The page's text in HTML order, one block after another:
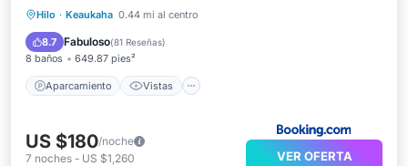
Hilo · Keaukaha 0.44 mi al centro
8.7 Fabuloso(81 Reseñas)
8 baños 649.87 pies²
Aparcamiento Vistas
Aparcamiento
Vistas
Aire acondicionado
US $180/noche
7 noches - US $1,260 VER OFERTA